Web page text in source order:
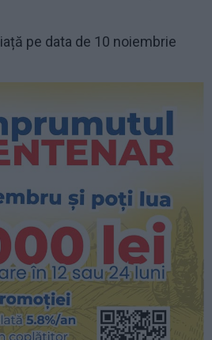
pe data de 10 noiembrie